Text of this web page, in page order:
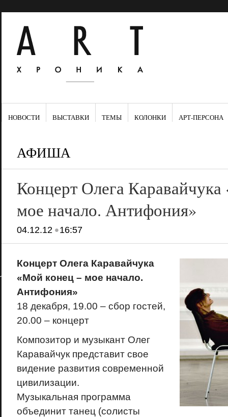
НОВОСТИ ВЫСТАВКИ ТЕМЫ КОЛОНКИ АРТ-ПЕРСОНА
АФИША
Концерт Олега
мое начало. Антифония»
04.12.12•16:57
Концерт Олега Каравайчука
«Мой конец – мое начало.
Антифония»
18 декабря, 19.00 – сбор гостей,
20.00 – концерт
Композитор и музыкант Олег
Каравайчук представит свое
видение развития современной
цивилизации.
Музыкальная программа
объединит танец (солисты